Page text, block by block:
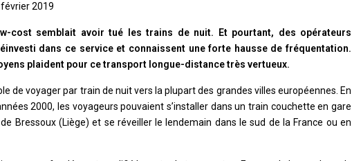
février 2019
cost semblait avoir tué les trains de nuit. Et pourtant, des opérateurs
dans ce service et connaissent une forte hausse de fréquentation.
plaident pour ce transport longue-distance très vertueux.
de voyager par train de nuit vers la plupart des grandes villes européennes. En
2000, les voyageurs pouvaient s’installer dans un train couchette en gare
Bressoux (Liège) et se réveiller le lendemain dans le sud de la France ou en